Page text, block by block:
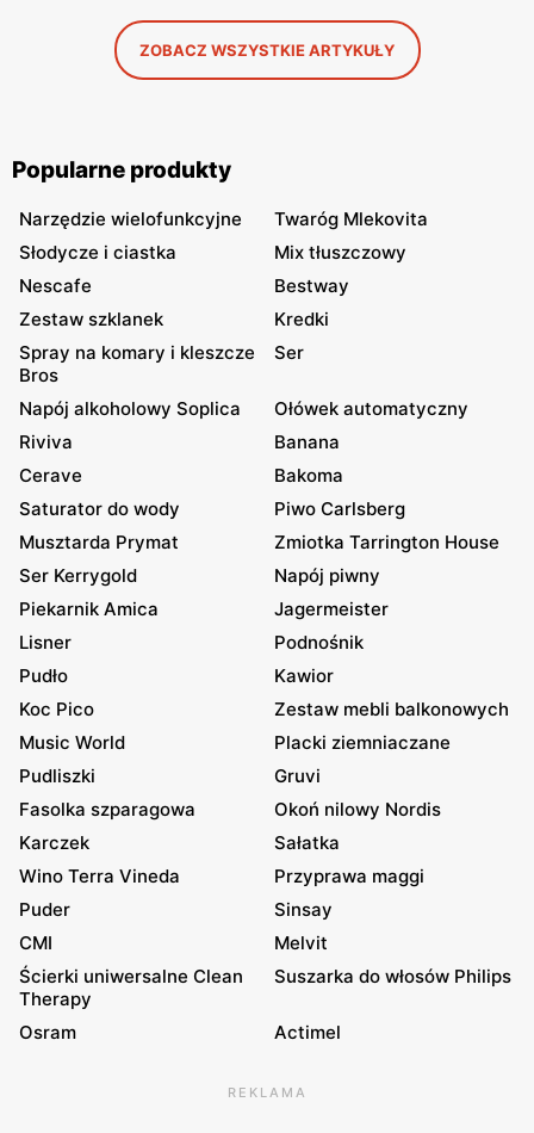
ZOBACZ WSZYSTKIE ARTYKUŁY
Popularne produkty
Narzędzie wielofunkcyjne
Twaróg Mlekovita
Słodycze i ciastka
Mix tłuszczowy
Nescafe
Bestway
Zestaw szklanek
Kredki
Spray na komary i kleszcze
Bros
Ser
Napój alkoholowy Soplica
Ołówek automatyczny
Riviva
Banana
Cerave
Bakoma
Saturator do wody
Piwo Carlsberg
Musztarda Prymat
Zmiotka Tarrington House
Ser Kerrygold
Napój piwny
Piekarnik Amica
Jagermeister
Lisner
Podnośnik
Pudło
Kawior
Koc Pico
Zestaw mebli balkonowych
Music World
Placki ziemniaczane
Pudliszki
Gruvi
Fasolka szparagowa
Okoń nilowy Nordis
Karczek
Sałatka
Wino Terra Vineda
Przyprawa maggi
Puder
Sinsay
CMI
Melvit
Ścierki uniwersalne Clean
Therapy
Suszarka do włosów Philips
Osram Actimel
REKLAMA